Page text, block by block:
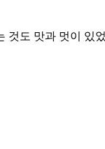
것도 맛과 멋이 있